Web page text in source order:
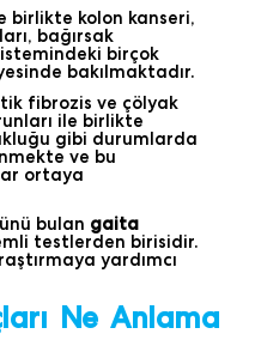
birlikte kolon kanseri,
bağırsak
birçok
bakılmaktadır.
fibrozis ve çölyak
ile birlikte
gibi durumlarda
ve bu
ortaya
bulan gaita
testlerden birisidir.
yardımcı
Ne Anlama